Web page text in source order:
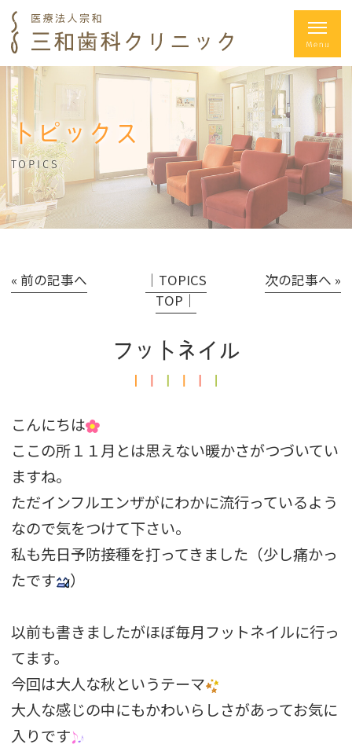
トピックス
TOPICS
« 前の記事へ
│TOPICS
TOP│
次の記事へ »
フットネイル
こんにちは
ここの所１１月とは思えない暖かさがつづいてい
ますね。
ただインフルエンザがにわかに流行っているよう
なので気をつけて下さい。
私も先日予防接種を打ってきました（少し痛かっ
たです
）
以前も書きましたがほぼ毎月フットネイルに行っ
てます。
今回は大人な秋というテーマ
大人な感じの中にもかわいらしさがあってお気に
入りです